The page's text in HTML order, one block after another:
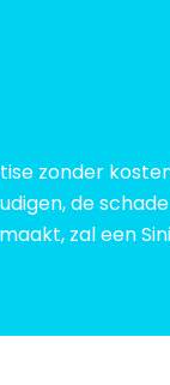
zonder
de
zal een